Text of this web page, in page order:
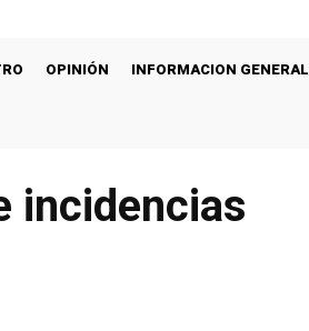
OPINIÓN INFORMACION GENERAL
incidencias